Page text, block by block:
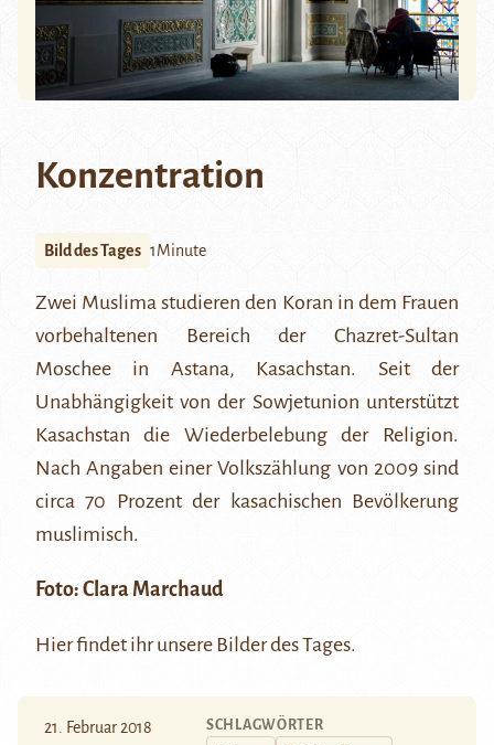
Konzentration
Bild des Tages 1Minute
Zwei Muslima studieren den Koran in dem Frauen
vorbehaltenen Bereich der Chazret-Sultan
Moschee in Astana, Kasachstan. Seit der
Unabhängigkeit von der Sowjetunion unterstützt
Kasachstan die Wiederbelebung der Religion.
Nach Angaben einer Volkszählung von 2009 sind
circa 70 Prozent der kasachischen Bevölkerung
muslimisch.
Foto: Clara Marchaud
Hierfindet ihr unsere Bilder des Tages.
21. Februar 2018 SCHLAGWÖRTER